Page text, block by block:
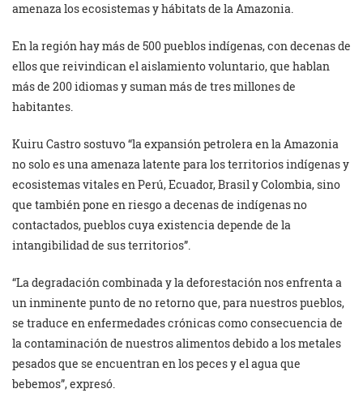
amenaza los ecosistemas y hábitats de la Amazonia.
En la región hay más de 500 pueblos indígenas, con decenas de
ellos que reivindican el aislamiento voluntario, que hablan
más de 200 idiomas y suman más de tres millones de
habitantes.
Kuiru Castro sostuvo “la expansión petrolera en la Amazonia
no solo es una amenaza latente para los territorios indígenas y
ecosistemas vitales en Perú, Ecuador, Brasil y Colombia, sino
que también pone en riesgo a decenas de indígenas no
contactados, pueblos cuya existencia depende de la
intangibilidad de sus territorios”.
“La degradación combinada y la deforestación nos enfrenta a
un inminente punto de no retorno que, para nuestros pueblos,
se traduce en enfermedades crónicas como consecuencia de
la contaminación de nuestros alimentos debido a los metales
pesados que se encuentran en los peces y el agua que
bebemos”, expresó.